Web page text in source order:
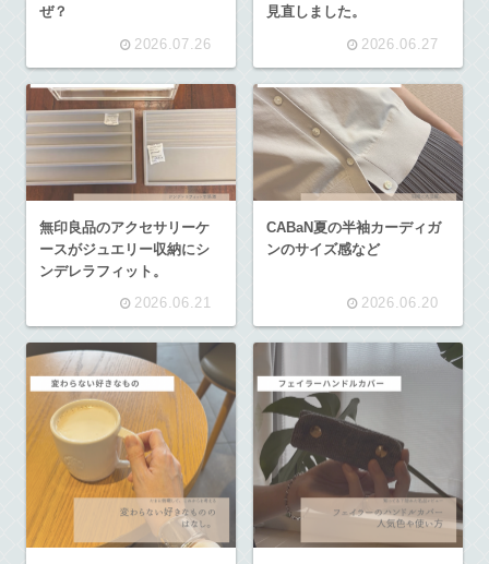
ぜ？
2026.07.26
見直しました。
2026.06.27
無印良品のアクセサリーケ
ースがジュエリー収納にシ
ンデレラフィット。
2026.06.21
CABaN夏の半袖カーディガ
ンのサイズ感など
2026.06.20